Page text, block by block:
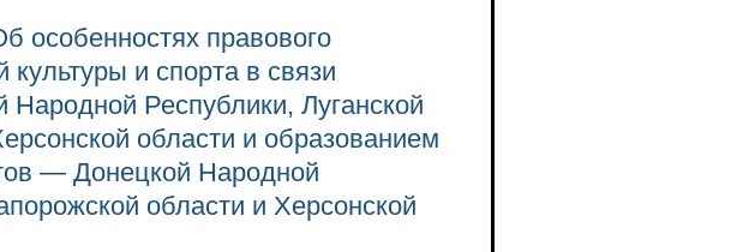
особенностях правового
и спорта в связи
Республики, Луганской
области и образованием
— Донецкой Народной
области и Херсонской